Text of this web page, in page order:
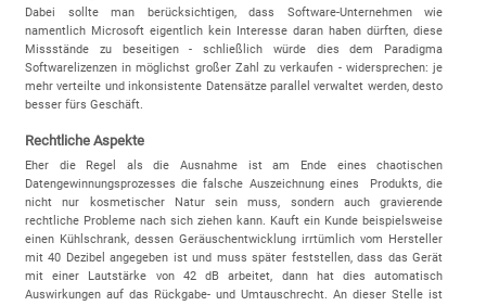
Dabei sollte man berücksichtigen, dass Software-Unternehmen wie
namentlich Microsoft eigentlich kein Interesse daran haben dürften, diese
Missstände zu beseitigen - schließlich würde dies dem Paradigma
Softwarelizenzen in möglichst großer Zahl zu verkaufen - widersprechen: je
mehr verteilte und inkonsistente Datensätze parallel verwaltet werden, desto
besser fürs Geschäft.
Rechtliche Aspekte
Eher die Regel als die Ausnahme ist am Ende eines chaotischen
Datengewinnungsprozesses die falsche Auszeichnung eines Produkts, die
nicht nur kosmetischer Natur sein muss, sondern auch gravierende
rechtliche Probleme nach sich ziehen kann. Kauft ein Kunde beispielsweise
einen Kühlschrank, dessen Geräuschentwicklung irrtümlich vom Hersteller
mit 40 Dezibel angegeben ist und muss später feststellen, dass das Gerät
mit einer Lautstärke von 42 dB arbeitet, dann hat dies automatisch
Auswirkungen auf das Rückgabe- und Umtauschrecht. An dieser Stelle ist